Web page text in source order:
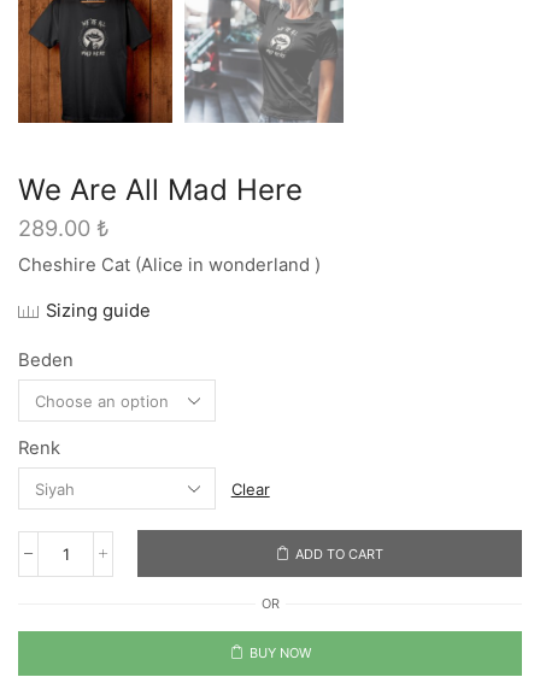
We Are All Mad Here
289.00 ₺
Cheshire Cat (Alice in wonderland )
Sizing guide
Beden
Renk
Clear
We
Mad
quantity
ADD TO CART
OR
BUY NOW